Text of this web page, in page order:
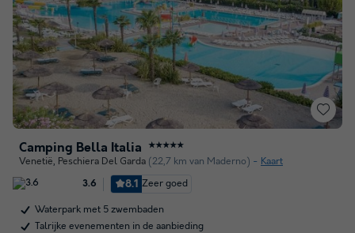
Camping Bella Italia ★★★★★
Venetië, Peschiera Del Garda (22,7 km van Maderno) Kaart
3.6 8.1 Zeer goed
Waterpark met 5 zwembaden
Talrijke evenementen in de aanbieding